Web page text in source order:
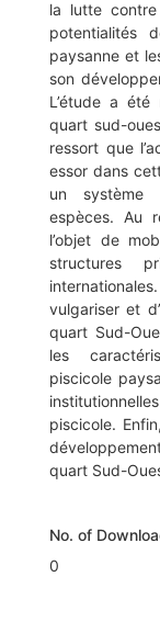
la lutte
potentialités
paysanne et
son
L’étude a
quart sud-
ressort que
essor dans
un système
espèces. Au
l’objet de
structures
vulgariser et
quart Sud-
les
piscicole
piscicole.
quart Sud-
No. of
0